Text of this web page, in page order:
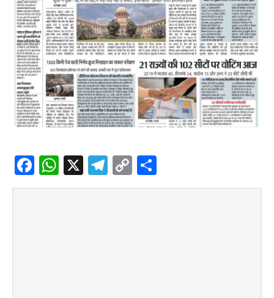
Facebook
WhatsApp
X Telegram
Copy
Link